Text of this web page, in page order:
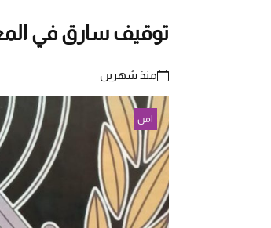
توقيف سارق في
منذ شهرين
امن